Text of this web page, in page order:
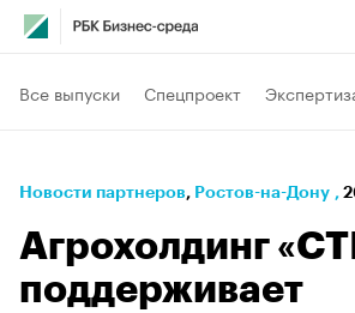
Все выпуски Спецпроект
Новости партнеров⁠, Ростов-на-Дону ,
Агрохолдинг
поддерживает